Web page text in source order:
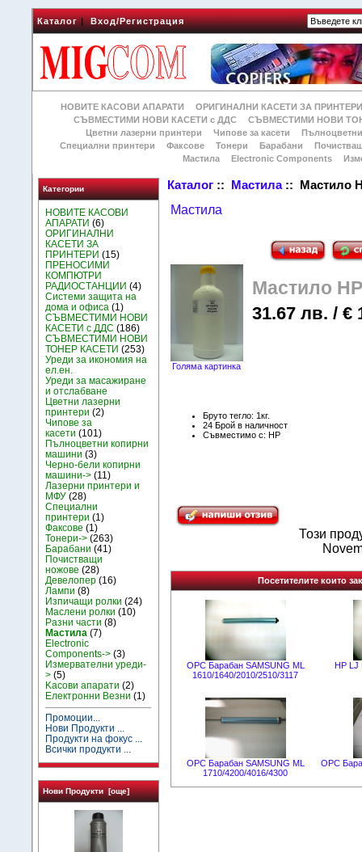
Каталог|Вход/Регистрация
НОВИТЕ КАСОВИ АПАРАТИ
ОРИГИНАЛНИ КАСЕТИ ЗА
СЪВМЕСТИМИ НОВИ КАСЕТИ с ДДС
СЪВМЕСТИМИ НОВИ
Цветни лазерни принтери
Чипове за касети
Специални принтери
Факсове Тонери Барабани
Мастила
Electronic Components
Категории
НОВИТЕ КАСОВИ
АПАРАТИ (6)
ОРИГИНАЛНИ
КАСЕТИ ЗА
ПРИНТЕРИ (15)
ПРЕНОСИМИ
КОМПЮТРИ
РАДИОСТАНЦИИ (4)
Системи защита на
дома и офиса (1)
СЪВМЕСТИМИ НОВИ
КАСЕТИ с ДДС (186)
СЪВМЕСТИМИ НОВИ
ТОНЕР КАСЕТИ (253)
Уреди за икономия на
ел.ен.
Уреди за масажиране
и отслабване
Цветни лазерни
принтери (2)
Чипове за
касети (101)
Пълноцветни копирни
машини (3)
Черно-бели копирни
машини-> (11)
Лазерни принтери и
МФУ (28)
Специални
принтери (1)
Факсове (1)
Тонери-> (263)
Барабани (41)
Почистващи
ножове (28)
Девелопер (16)
Лампи (8)
Изпичащи ролки (24)
Маслени ролки (10)
Разни части (8)
Мастила (7)
Electronic
Components-> (3)
Измервателни уреди-
> (5)
Kасови апарати (2)
Електронни Везни (1)
Промоции...
Нови Продукти ...
Продукти на фокус ...
Всички продукти ...
Нови Продукти [още]
Каталог :: Мастила:: Мастило
Мастила
Голяма картинка
Мастило
31.67 лв. / €
Бруто тегло: 1кг.
24 Брой в наличност
Съвместимо с: HP
Този
Посетителите които
OPC Барабан SAMSUNG ML
1610/1640/2010/2510/3117
HP LJ
OPC Барабан SAMSUNG ML
1710/4200/4016/4300
OPC